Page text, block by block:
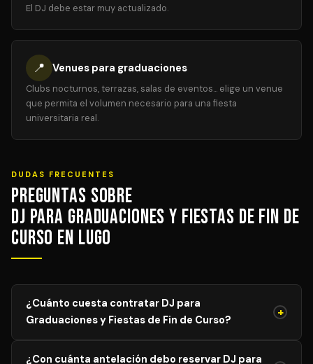
El DJ debe estar muy actualizado.
📍 Venues para graduaciones
Clubs nocturnos, terrazas, salas de eventos... elige un venue
que permita el volumen necesario para una fiesta
universitaria real.
DUDAS FRECUENTES
Preguntas sobre
DJ para Graduaciones y Fiestas de Fin de
Curso en Lugo
¿Cuánto cuesta contratar DJ para
Graduaciones y Fiestas de Fin de Curso?
+
¿Con cuánta antelación debo reservar DJ para